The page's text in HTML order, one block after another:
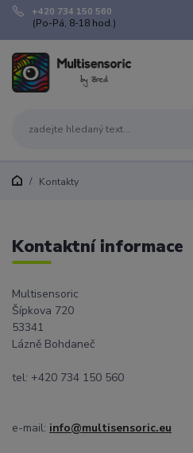
+420 734 150 560
(Po-Pá, 8-18 hod.)
Kontakty
Kontaktní informace
Multisensoric
Šípkova 720
53341
Lázně Bohdaneč
tel: +420 734 150 560
e-mail: info@multisensoric.eu